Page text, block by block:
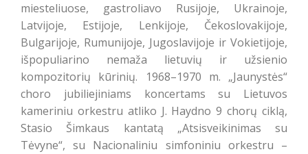
miesteliuose, gastroliavo Rusijoje, Ukrainoje,
Latvijoje, Estijoje, Lenkijoje, Čekoslovakijoje,
Bulgarijoje, Rumunijoje, Jugoslavijoje ir Vokietijoje,
išpopuliarino nemaža lietuvių ir užsienio
kompozitorių kūrinių. 1968–1970 m. „Jaunystės“
choro jubiliejiniams koncertams su Lietuvos
kameriniu orkestru atliko J. Haydno 9 chorų ciklą,
Stasio Šimkaus kantatą „Atsisveikinimas su
Tėvyne“, su Nacionaliniu simfoniniu orkestru –